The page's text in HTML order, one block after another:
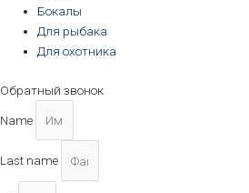
Бокалы
Для рыбака
Для охотника
Обратный звонок
Name
Last name